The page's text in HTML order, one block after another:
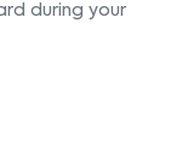
during your